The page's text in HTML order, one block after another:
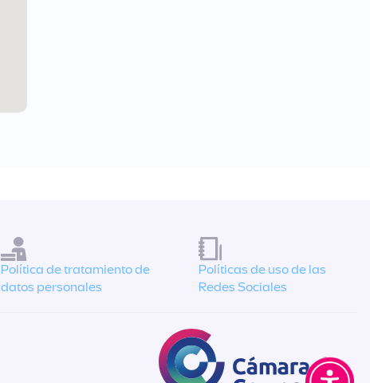
Política de tratamiento de
datos personales
Políticas de uso de las
Redes Sociales